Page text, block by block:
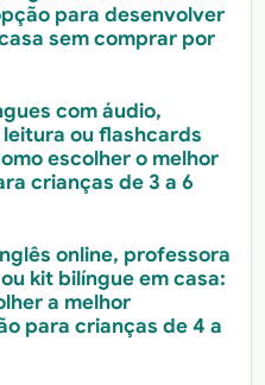
para desenvolver
sem comprar por
com áudio,
ou flashcards
escolher o melhor
crianças de 3 a 6
online, professora
kit bilíngue em casa:
a melhor
para crianças de 4 a